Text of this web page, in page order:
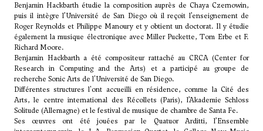
Benjamin Hackbarth étudie la composition auprès de Chaya Czernowin,
puis il intègre l’Université de San Diego où il reçoit l’enseignement de
Roger Reynolds et Philippe Manoury et y obtient un doctorat. Il y étudie
également la musique électronique avec Miller Puckette, Tom Erbe et F.
Richard Moore.
Benjamin Hackbarth a été compositeur rattaché au CRCA (Center for
Research in Computing and the Arts) et a participé au groupe de
recherche Sonic Arts de l'Université de San Diego.
Différentes structures l'ont accueilli en résidence, comme la Cité des
Arts, le centre international des Récollets (Paris), l’Akademie Schloss
Solitude (Allemagne) et le festival de musique de chambre de Santa Fe.
Ses œuvres ont été jouées par le Quatuor Arditti, l’Ensemble